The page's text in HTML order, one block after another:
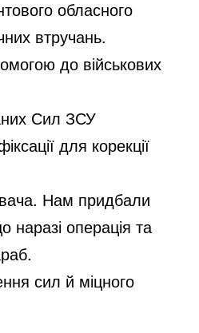
обласного
втручань.
до військових
Сил ЗСУ
для корекції
Нам придбали
наразі операція та
сил й міцного